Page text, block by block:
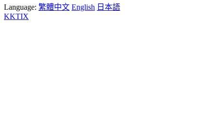
Language: 繁體中文 English 日本語
KKTIX